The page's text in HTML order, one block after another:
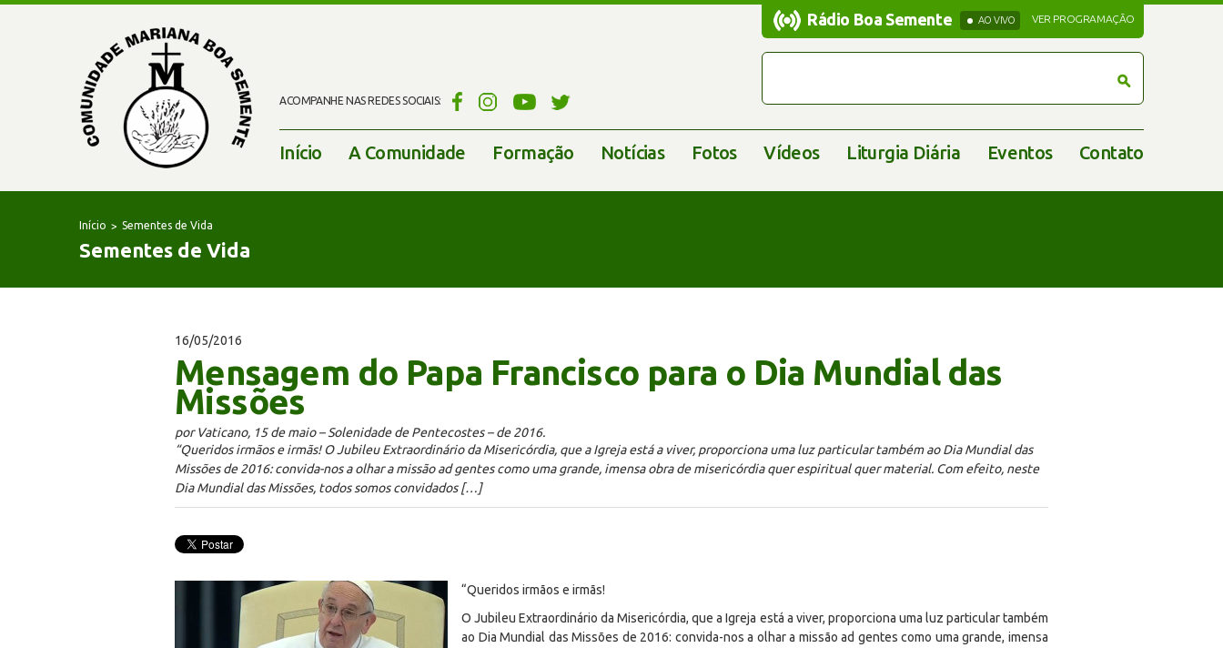
ACOMPANHE NAS REDES SOCIAIS:
Rádio Boa Semente
Rádio Boa Semente AO VIVO VER PROGRAMAÇÃO
Início A Comunidade Formação Notícias Fotos Vídeos Liturgia Diária Eventos Contato
Início Sementes de Vida
Sementes de Vida
16/05/2016
Mensagem do Papa Francisco para o Dia Mundial das
Missões
por Vaticano, 15 de maio – Solenidade de Pentecostes – de 2016.
“Queridos irmãos e irmãs! O Jubileu Extraordinário da Misericórdia, que a Igreja está a viver, proporciona uma luz particular também ao Dia Mundial das
Missões de 2016: convida-nos a olhar a missão ad gentes como uma grande, imensa obra de misericórdia quer espiritual quer material. Com efeito, neste
Dia Mundial das Missões, todos somos convidados […]
“Queridos irmãos e irmãs!
O Jubileu Extraordinário da Misericórdia, que a Igreja está a viver, proporciona uma luz particular também
ao Dia Mundial das Missões de 2016: convida-nos a olhar a missão ad gentes como uma grande, imensa